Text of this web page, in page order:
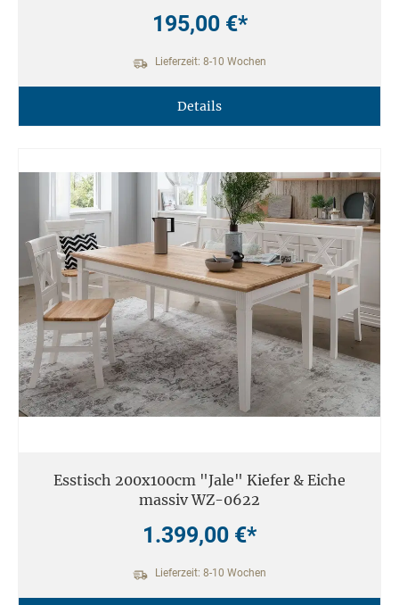
195,00 €*
Lieferzeit: 8-10 Wochen
Details
Esstisch 200x100cm "Jale" Kiefer & Eiche
massiv WZ-0622
1.399,00 €*
Lieferzeit: 8-10 Wochen